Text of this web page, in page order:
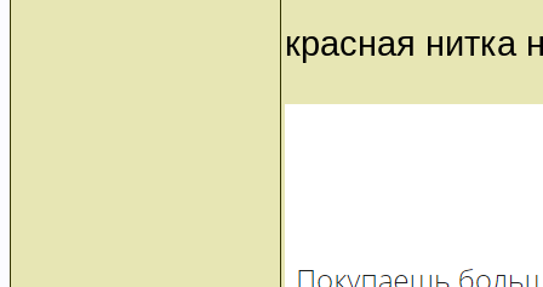
красная нитка